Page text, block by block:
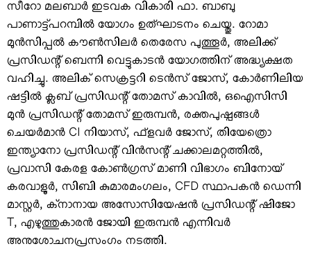
സീറോ മലബാര്‍ ഇടവക വികാരി ഫാ. ബാബു
പാണാട്ട്പറമ്പില്‍ യോഗം ഉത്ഘാടനം ചെയ്തു. റോമാ
മുന്‍സിപ്പല്‍ കൗണ്‍സിലര്‍ തെരേസ പുത്തൂര്‍, അലിക്ക്
പ്രസിഡന്റ് ബെന്നി വെട്ടുകാടന്‍ യോഗത്തിന് അദ്ധ്യക്ഷത
വഹിച്ചു. അലിക് സെക്രട്ടറി ടെന്‍സ് ജോസ്, കോര്‍ണിലിയ
ഷട്ടില്‍ ക്ലബ് പ്രസിഡന്റ് തോമസ് കാവില്‍, ഒഐസിസി
മുന്‍ പ്രസിഡന്റ് തോമസ് ഇരുമ്പന്‍, രക്തപുഷ്പങ്ങള്‍
ചെയര്‍മാന്‍ CI നിയാസ്, ഫ്ളവര്‍ ജോസ്, തിയേത്രൊ
ഇന്ത്യാനോ പ്രസിഡന്റ് വിന്‍സന്റ് ചക്കാലമറ്റത്തില്‍,
പ്രവാസി കേരള കോണ്‍ഗ്രസ് മാണി വിഭാഗം ബിനോയ്
കരവാളൂര്‍, സിബി കുമാരമംഗലം, CFD സ്ഥാപകന്‍ ഡെന്നി
മാസ്റ്റര്‍, ക്‌നാനായ അസോസിയേഷന്‍ പ്രസിഡന്റ് ഷിജോ
T, എഴുത്തുകാരന്‍ ജോയി ഇരുമ്പന്‍ എന്നിവര്‍
അനുശോചനപ്രസംഗം നടത്തി.